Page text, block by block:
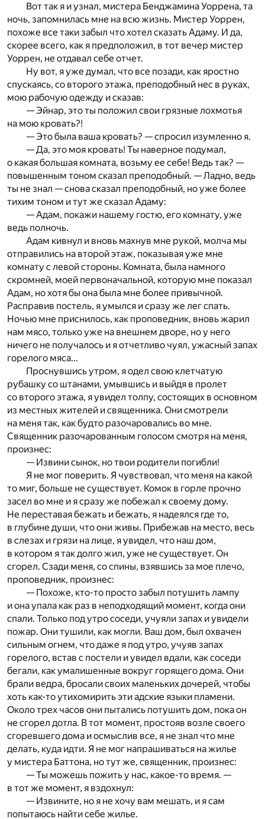
Вот так я и узнал, мистера Бенджамина Уоррена, та
ночь, запомнилась мне на всю жизнь. Мистер Уоррен,
похоже все таки забыл что хотел сказать Адаму. И да,
скорее всего, как я предположил, в тот вечер мистер
Уоррен, не отдавал себе отчет.
Ну вот, я уже думал, что все позади, как яростно
спускаясь, со второго этажа, преподобный нес в руках,
мою рабочую одежду и сказав:
— Эйнар, это ты положил свои грязные лохмотья
на мою кровать?!
— Это была ваша кровать? — спросил изумленно я.
— Да, это моя кровать! Ты наверное подумал,
о какая большая комната, возьму ее себе! Ведь так? —
повышенным тоном сказал преподобный. — Ладно, ведь
ты не знал — снова сказал преподобный, но уже более
тихим тоном и тут же сказал Адаму:
— Адам, покажи нашему гостю, его комнату, уже
ведь полночь.
Адам кивнул и вновь махнув мне рукой, молча мы
отправились на второй этаж, показывая уже мне
комнату с левой стороны. Комната, была намного
скромней, моей первоначальной, которую мне показал
Адам, но хотя бы она была мне более привычной.
Расправив постель, я умылся и сразу же лег спать.
Ночью мне приснилось, как проповедник, вновь жарил
нам мясо, только уже на внешнем дворе, но у него
ничего не получалось и я отчетливо чуял, ужасный запах
горелого мяса…
Проснувшись утром, я одел свою клетчатую
рубашку со штанами, умывшись и выйдя в пролет
со второго этажа, я увидел толпу, состоящих в основном
из местных жителей и священника. Они смотрели
на меня так, как будто разочаровались во мне.
Священник разочарованным голосом смотря на меня,
произнес:
— Извини сынок, но твои родители погибли!
Я не мог поверить. Я чувствовал, что меня на какой
то миг, больше не существует. Комок в горле прочно
засел во мне и я сразу же побежал к своему дому.
Не переставая бежать и бежать, я надеялся где то,
в глубине души, что они живы. Прибежав на место, весь
в слезах и грязи на лице, я увидел, что наш дом,
в котором я так долго жил, уже не существует. Он
сгорел. Сзади меня, со спины, взявшись за мое плечо,
проповедник, произнес:
— Похоже, кто-то просто забыл потушить лампу
и она упала как раз в неподходящий момент, когда они
спали. Только под утро соседи, учуяли запах и увидели
пожар. Они тушили, как могли. Ваш дом, был охвачен
сильным огнем, что даже я под утро, учуяв запах
горелого, встав с постели и увидел вдали, как соседи
бегали, как умалишенные вокруг горящего дома. Они
брали ведра, бросали своих маленьких дочерей, чтобы
хоть как-то утихомирить эти адские языки пламени.
Около трех часов они пытались потушить дом, пока он
не сгорел дотла. В тот момент, простояв возле своего
сгоревшего дома и осмыслив все, я не знал что мне
делать, куда идти. Я не мог напрашиваться на жилье
у мистера Баттона, но тут же, священник, произнес:
— Ты можешь пожить у нас, какое-то время. —
в тот же момент, я вздохнул:
— Извините, но я не хочу вам мешать, и я сам
попытаюсь найти себе жилье.